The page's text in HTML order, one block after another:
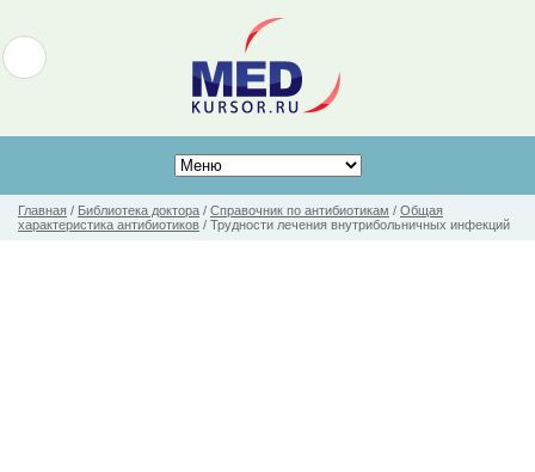
Главная / Библиотека доктора / Справочник по антибиотикам / Общая
характеристика антибиотиков / Трудности лечения внутрибольничных инфекций